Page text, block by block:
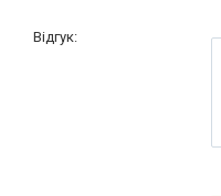
Відгук: